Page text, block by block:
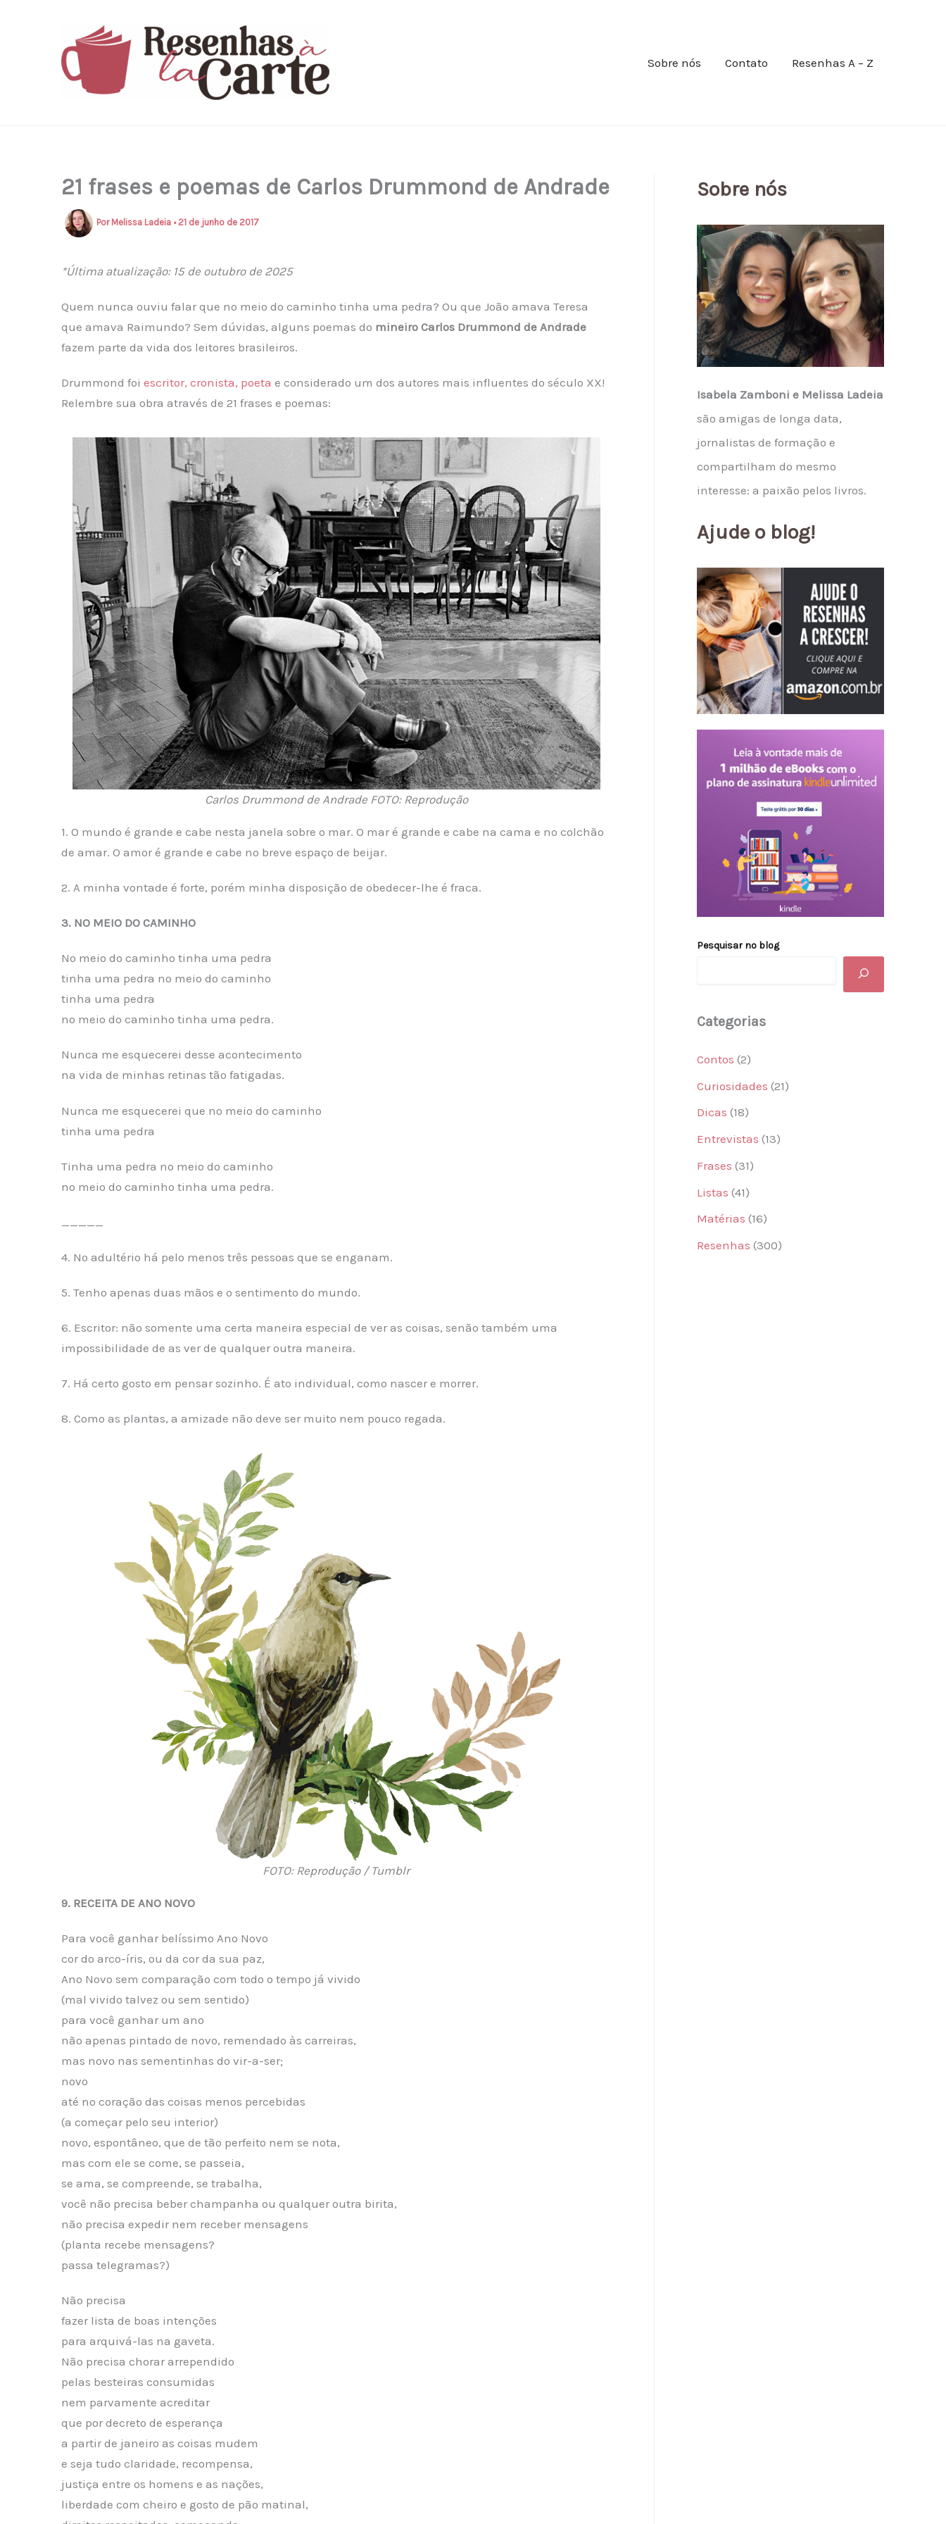
Sobre nós Contato Resenhas A – Z
21 frases e poemas de Carlos Drummond de Andrade
Por Melissa Ladeia • 21 de junho de 2017
*Última atualização: 15 de outubro de 2025
Quem nunca ouviu falar que no meio do caminho tinha uma pedra? Ou que João amava Teresa
que amava Raimundo? Sem dúvidas, alguns poemas do mineiro Carlos Drummond de Andrade
fazem parte da vida dos leitores brasileiros.
Drummond foi escritor, cronista, poeta e considerado um dos autores mais influentes do século XX!
Relembre sua obra através de 21 frases e poemas:
Carlos Drummond de Andrade FOTO: Reprodução
1. O mundo é grande e cabe nesta janela sobre o mar. O mar é grande e cabe na cama e no colchão
de amar. O amor é grande e cabe no breve espaço de beijar.
2. A minha vontade é forte, porém minha disposição de obedecer-lhe é fraca.
3. NO MEIO DO CAMINHO
No meio do caminho tinha uma pedra
tinha uma pedra no meio do caminho
tinha uma pedra
no meio do caminho tinha uma pedra.
Nunca me esquecerei desse acontecimento
na vida de minhas retinas tão fatigadas.
Nunca me esquecerei que no meio do caminho
tinha uma pedra
Tinha uma pedra no meio do caminho
no meio do caminho tinha uma pedra.
4. No adultério há pelo menos três pessoas que se enganam.
5. Tenho apenas duas mãos e o sentimento do mundo.
6. Escritor: não somente uma certa maneira especial de ver as coisas, senão também uma
impossibilidade de as ver de qualquer outra maneira.
7. Há certo gosto em pensar sozinho. É ato individual, como nascer e morrer.
8. Como as plantas, a amizade não deve ser muito nem pouco regada.
FOTO: Reprodução / Tumblr
9. RECEITA DE ANO NOVO
Para você ganhar belíssimo Ano Novo
cor do arco-íris, ou da cor da sua paz,
Ano Novo sem comparação com todo o tempo já vivido
(mal vivido talvez ou sem sentido)
para você ganhar um ano
não apenas pintado de novo, remendado às carreiras,
mas novo nas sementinhas do vir-a-ser;
novo
até no coração das coisas menos percebidas
(a começar pelo seu interior)
novo, espontâneo, que de tão perfeito nem se nota,
mas com ele se come, se passeia,
se ama, se compreende, se trabalha,
você não precisa beber champanha ou qualquer outra birita,
não precisa expedir nem receber mensagens
(planta recebe mensagens?
passa telegramas?)
Não precisa
fazer lista de boas intenções
para arquivá-las na gaveta.
Não precisa chorar arrependido
pelas besteiras consumidas
nem parvamente acreditar
que por decreto de esperança
a partir de janeiro as coisas mudem
e seja tudo claridade, recompensa,
justiça entre os homens e as nações,
liberdade com cheiro e gosto de pão matinal,
Sobre nós
Isabela Zamboni e Melissa Ladeia
são amigas de longa data,
jornalistas de formação e
compartilham do mesmo
interesse: a paixão pelos livros.
Ajude o blog!
Pesquisar no blog
Categorias
Contos (2)
Curiosidades (21)
Dicas (18)
Entrevistas (13)
Frases (31)
Listas (41)
Matérias (16)
Resenhas (300)